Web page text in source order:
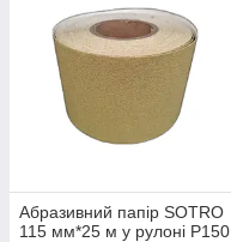
Абразивний папір SOTRO
115 мм*25 м у рулоні P150